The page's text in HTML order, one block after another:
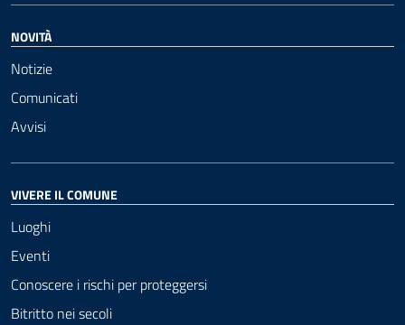
NOVITÀ
Notizie
Comunicati
Avvisi
VIVERE IL COMUNE
Luoghi
Eventi
Conoscere i rischi per proteggersi
Bitritto nei secoli